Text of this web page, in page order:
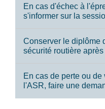
En cas d'échec à
s'informer sur la
Conserver le diplôme
sécurité routière
En cas de perte ou
l'ASR, faire une